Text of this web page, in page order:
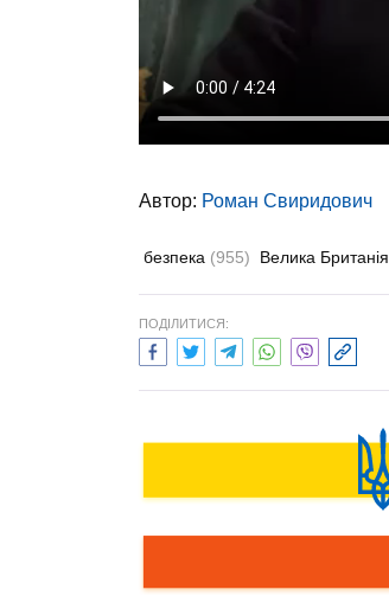
Автор: Роман Свиридович
безпека (955) Велика Британія
ПОДІЛИТИСЯ: